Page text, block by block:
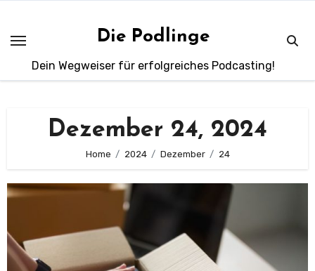
springen
Die Podlinge
Dein Wegweiser für erfolgreiches Podcasting!
Dezember 24, 2024
Home 2024 Dezember 24